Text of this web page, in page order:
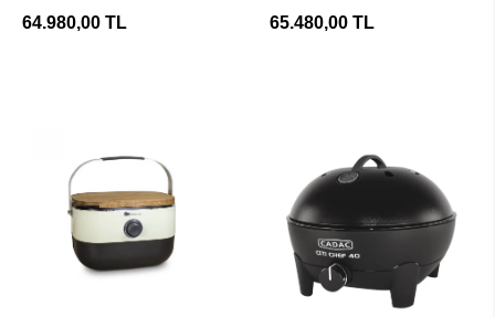
64.980,00 TL 65.480,00 TL